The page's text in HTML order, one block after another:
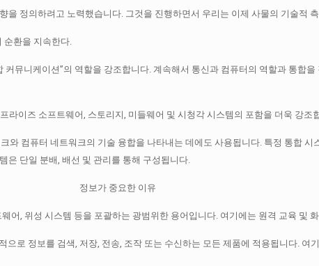
을 정의하려고 노력했습니다. 그것을 진행하면서 우리는 이제 사물의 기술적
순환을 지속한다.
커뮤니케이션”의 역할을 강조합니다.계속해서 통신과 컴퓨터의 역할과 통합을
라이즈 소프트웨어, 스토리지, 미들웨어 및 시청각 시스템의 포함을 더욱 강조
와 컴퓨터 네트워크의 기술 융합을 나타내는 데에도 사용됩니다. 특정 통합 시
은 단일 분배, 배선 및 관리를 통해 구성됩니다.
어, 위성 시스템 등을 포괄하는 광범위한 용어입니다. 여기에는 원격 교육 및
으로 정보를 검색, 저장, 전송, 조작 또는 수신하는 모든 제품에 적용됩니다. 여